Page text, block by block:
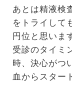
あとは精液検
をトライして
円位と思いま
受診のタイミ
時、決心がつ
血からスター